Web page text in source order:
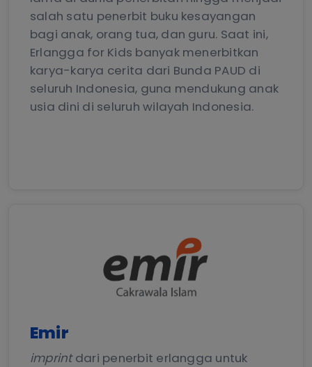
salah satu penerbit buku kesayangan
bagi anak, orang tua, dan guru. Saat ini,
Erlangga for Kids banyak menerbitkan
karya-karya cerita dari Bunda PAUD di
seluruh Indonesia, guna mendukung anak
usia dini di seluruh wilayah Indonesia.
Emir
imprintdari penerbit erlangga untuk